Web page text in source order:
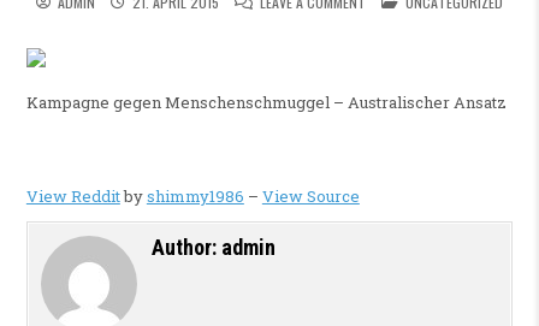
Kampagne gegen Menschenschmuggel – Australischer Ansatz
View Redditbyshimmy1986 – View Source
Author: admin